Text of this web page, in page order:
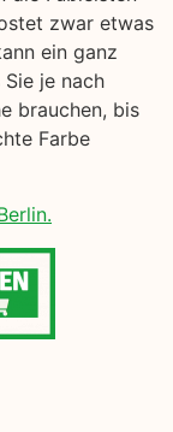
zwar etwas
ein ganz
je nach
brauchen, bis
Farbe